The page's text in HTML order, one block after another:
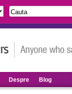
Despre Blog